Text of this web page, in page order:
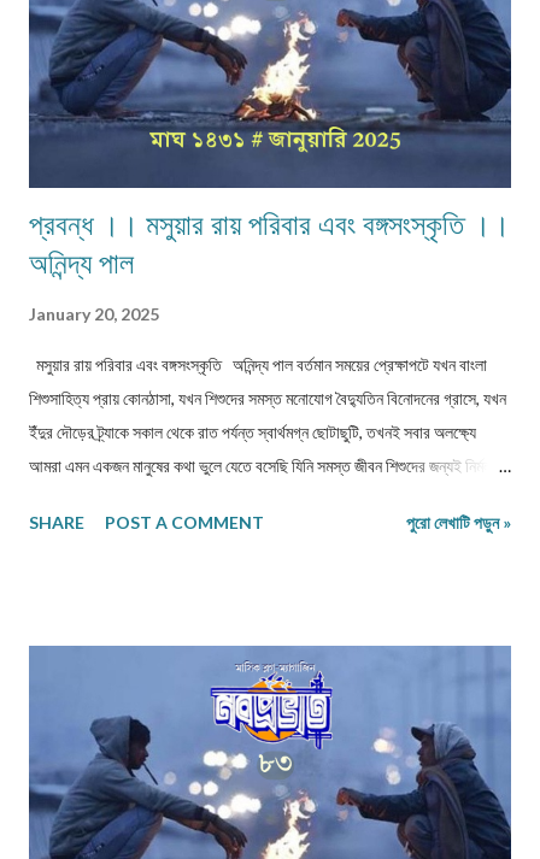
প্রবন্ধ ।। মসুয়ার রায় পরিবার এবং বঙ্গসংস্কৃতি ।।
অনিন্দ্য পাল
January 20, 2025
মসুয়ার রায় পরিবার এবং বঙ্গসংস্কৃতি অনিন্দ্য পাল বর্তমান সময়ের প্রেক্ষাপটে যখন বাংলা
শিশুসাহিত্য প্রায় কোনঠাসা, যখন শিশুদের সমস্ত মনোযোগ বৈদ্যুতিন বিনোদনের গ্রাসে, যখন
ইঁদুর দৌড়ের ট্র্যাকে সকাল থেকে রাত পর্যন্ত স্বার্থমগ্ন ছোটাছুটি, তখনই সবার অলক্ষ্যে
আমরা এমন একজন মানুষের কথা ভুলে যেতে বসেছি যিনি সমস্ত জীবন শিশুদের জন্যই নির্মল
একইভাবে যুগের সঙ্গে তাল মিলিয়ে ছোটদের জন্য অসংখ্য মণিমুক্তো সৃষ্টি করে গেছেন। বংশ
পিতা কালীনাথকে লোকে চিনত 'মুনশি শ্যামসুন্দর' নামে। কালীনাথ আবার সংস্কৃত, আরবি আর
ফরাসি ভাষায় পণ্ডিত ছিলেন। কামদারঞ্জনকে দূরসম্পর্কের কাকা হরিকিশোর রায়চৌধুরী দত্তক
নেন এবং নতুন নাম দেন উপেন্দ্রকিশোর। 'মসুয়া'-র ...
SHARE POST A COMMENT পুরো লেখাটি পড়ুন »